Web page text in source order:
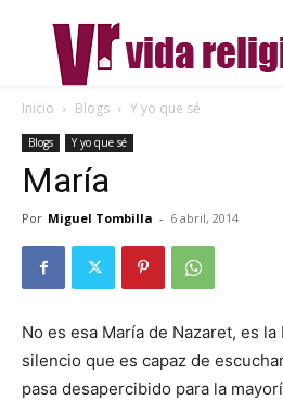
Inicio Blogs Y yo que sé
Blogs Y yo que sé
María
Por Miguel Tombilla - 6 abril, 2014
No es esa María de Nazaret, es
silencio que es capaz de
pasa desapercibido para la